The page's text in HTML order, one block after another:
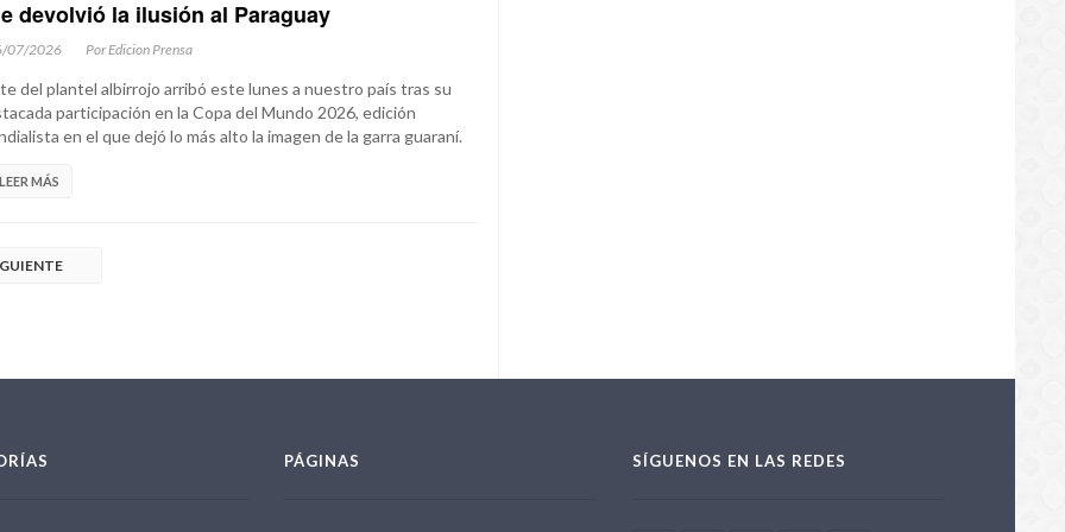
devolvió la ilusión al Paraguay
07/2026 Por Edicion Prensa
del plantel albirrojo arribó este lunes a nuestro país tras su
participación en la Copa del Mundo 2026, edición
en el que dejó lo más alto la imagen de la garra guaraní.
LEER MÁS
PÁGINAS SÍGUENOS EN LAS REDES